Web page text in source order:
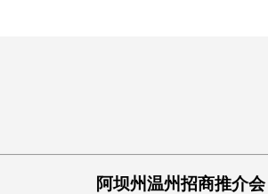
阿坝州温州招商推介会